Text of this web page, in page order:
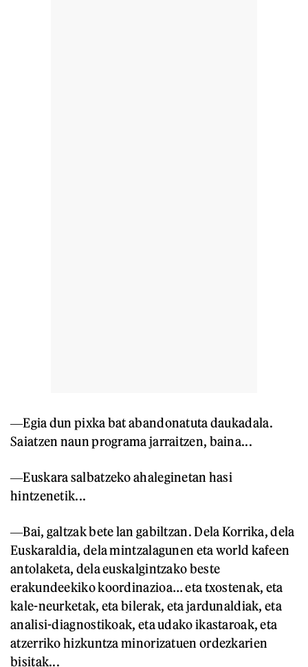
―Egia dun pixka bat abandonatuta daukadala.
Saiatzen naun programa jarraitzen, baina...
―Euskara salbatzeko ahaleginetan hasi
hintzenetik...
―Bai, galtzak bete lan gabiltzan. Dela Korrika, dela
Euskaraldia, dela mintzalagunen eta world kafeen
antolaketa, dela euskalgintzako beste
erakundeekiko koordinazioa… eta txostenak, eta
kale-neurketak, eta bilerak, eta jardunaldiak, eta
analisi-diagnostikoak, eta udako ikastaroak, eta
atzerriko hizkuntza minorizatuen ordezkarien
bisitak...